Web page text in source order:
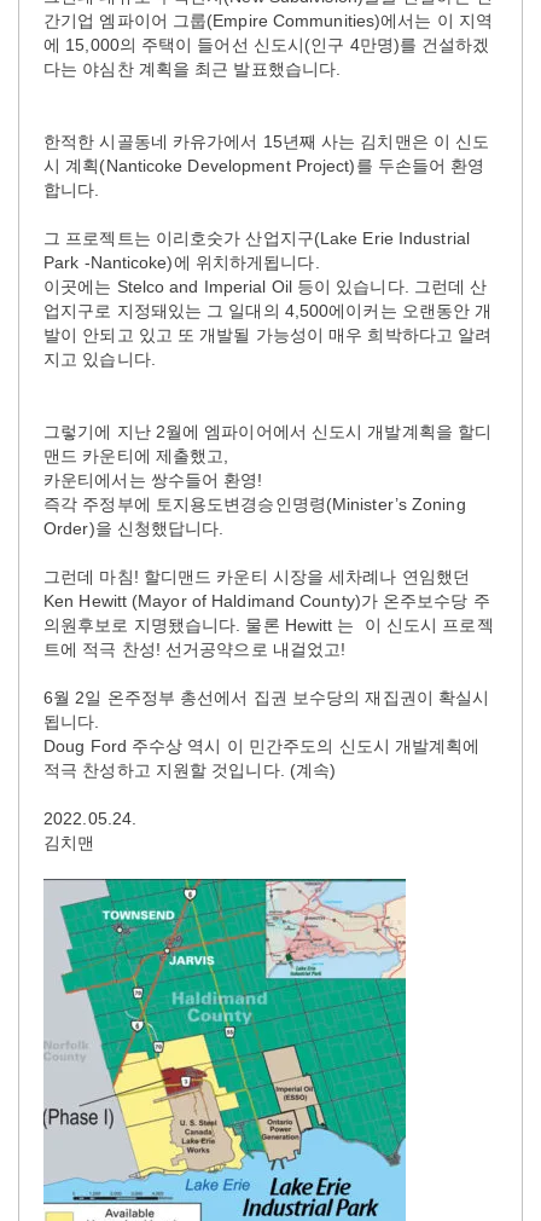
간기업 엠파이어 그룹(Empire Communities)에서는 이 지역
에 15,000의 주택이 들어선 신도시(인구 4만명)를 건설하겠
다는 야심찬 계획을 최근 발표했습니다.
한적한 시골동네 카유가에서 15년째 사는 김치맨은 이 신도
시 계획(Nanticoke Development Project)를 두손들어 환영
합니다.
그 프로젝트는 이리호숫가 산업지구(Lake Erie Industrial
Park -Nanticoke)에 위치하게됩니다.
이곳에는 Stelco and Imperial Oil 등이 있습니다. 그런데 산
업지구로 지정돼있는 그 일대의 4,500에이커는 오랜동안 개
발이 안되고 있고 또 개발될 가능성이 매우 희박하다고 알려
지고 있습니다.
그렇기에 지난 2월에 엠파이어에서 신도시 개발계획을 할디
맨드 카운티에 제출했고,
카운티에서는 쌍수들어 환영!
즉각 주정부에 토지용도변경승인명령(Minister’s Zoning
Order)을 신청했답니다.
그런데 마침! 할디맨드 카운티 시장을 세차례나 연임했던
Ken Hewitt (Mayor of Haldimand County)가 온주보수당 주
의원후보로 지명됐습니다. 물론 Hewitt 는 이 신도시 프로젝
트에 적극 찬성! 선거공약으로 내걸었고!
6월 2일 온주정부 총선에서 집권 보수당의 재집권이 확실시
됩니다.
Doug Ford 주수상 역시 이 민간주도의 신도시 개발계획에
적극 찬성하고 지원할 것입니다. (계속)
2022.05.24.
김치맨